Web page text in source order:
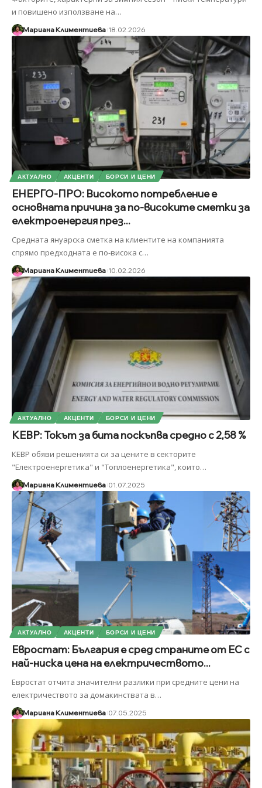
и повишено използване на…
Мариана Климентиева 18.02.2026
АКТУАЛНО АКЦЕНТИ БОРСИ И ЦЕНИ
ЕНЕРГО-ПРО: Високото потребление е
основната причина за по-високите сметки за
електроенергия през...
Средната януарска сметка на клиентите на компанията
спрямо предходната е по-висока с…
Мариана Климентиева 10.02.2026
АКТУАЛНО АКЦЕНТИ БОРСИ И ЦЕНИ
КЕВР: Токът за бита поскъпва средно с 2,58 %
КЕВР обяви решенията си за цените в секторите
"Електроенергетика" и "Топлоенергетика", които…
Мариана Климентиева 01.07.2025
АКТУАЛНО АКЦЕНТИ БОРСИ И ЦЕНИ
Евростат: България е сред страните от ЕС с
най-ниска цена на електричеството...
Евростат отчита значителни разлики при средните цени на
електричеството за домакинствата в…
Мариана Климентиева 07.05.2025